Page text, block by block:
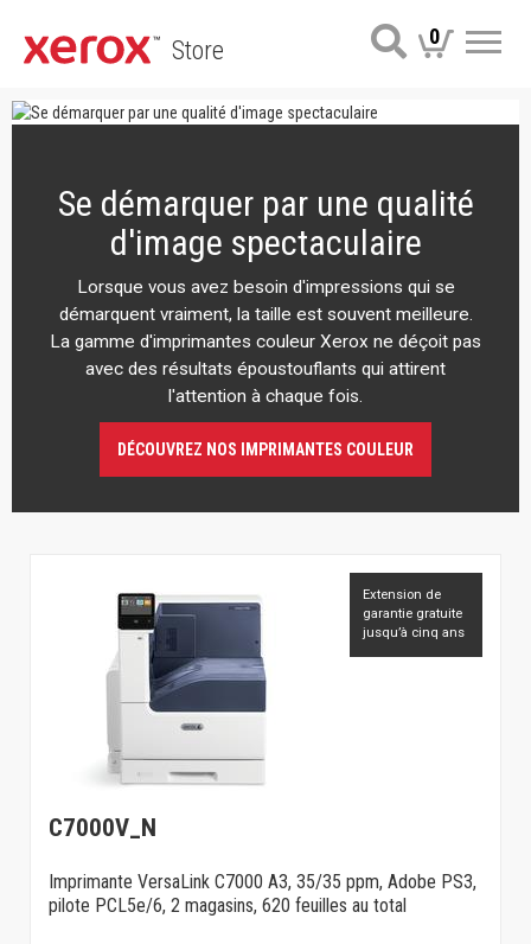
Store 0
Se démarquer par une qualité
d'image spectaculaire
Lorsque vous avez besoin d'impressions qui se
démarquent vraiment, la taille est souvent meilleure.
La gamme d'imprimantes couleur Xerox ne déçoit pas
avec des résultats époustouflants qui attirent
l'attention à chaque fois.
DÉCOUVREZ NOS IMPRIMANTES COULEUR
Extension de
garantie gratuite
jusqu’à cinq ans
C7000V_N
Imprimante VersaLink C7000 A3, 35/35 ppm, Adobe PS3,
pilote PCL5e/6, 2 magasins, 620 feuilles au total